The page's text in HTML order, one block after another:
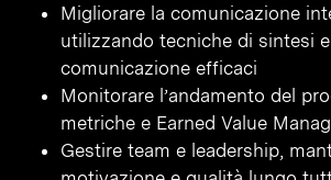
Migliorare la comunicazione
utilizzando tecniche di sintesi
comunicazione efficaci
Monitorare l’andamento del
metriche e Earned Value
Gestire team e leadership,